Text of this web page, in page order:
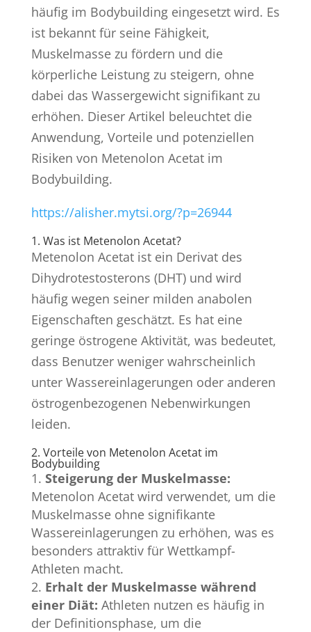
häufig im Bodybuilding eingesetzt wird. Es
ist bekannt für seine Fähigkeit,
Muskelmasse zu fördern und die
körperliche Leistung zu steigern, ohne
dabei das Wassergewicht signifikant zu
erhöhen. Dieser Artikel beleuchtet die
Anwendung, Vorteile und potenziellen
Risiken von Metenolon Acetat im
Bodybuilding.
https://alisher.mytsi.org/?p=26944
1. Was ist Metenolon Acetat?
Metenolon Acetat ist ein Derivat des
Dihydrotestosterons (DHT) und wird
häufig wegen seiner milden anabolen
Eigenschaften geschätzt. Es hat eine
geringe östrogene Aktivität, was bedeutet,
dass Benutzer weniger wahrscheinlich
unter Wassereinlagerungen oder anderen
östrogenbezogenen Nebenwirkungen
leiden.
2. Vorteile von Metenolon Acetat im
Bodybuilding
Steigerung der Muskelmasse:
Metenolon Acetat wird verwendet, um die
Muskelmasse ohne signifikante
Wassereinlagerungen zu erhöhen, was es
besonders attraktiv für Wettkampf-
Athleten macht.
Erhalt der Muskelmasse während
einer Diät: Athleten nutzen es häufig in
der Definitionsphase, um die